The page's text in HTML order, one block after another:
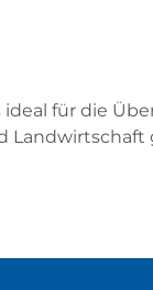
ideal für die
Landwirtschaft